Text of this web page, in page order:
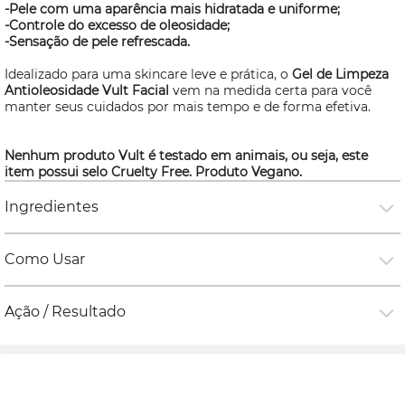
-Pele com uma aparência mais hidratada e uniforme;
-Controle do excesso de oleosidade;
-Sensação de pele refrescada.
Idealizado para uma skincare leve e prática, o Gel de Limpeza
Antioleosidade Vult Facial vem na medida certa para você
manter seus cuidados por mais tempo e de forma efetiva.
Nenhum produto Vult é testado em animais, ou seja, este
item possui selo Cruelty Free. Produto Vegano.
Ingredientes
Como Usar
Ação / Resultado